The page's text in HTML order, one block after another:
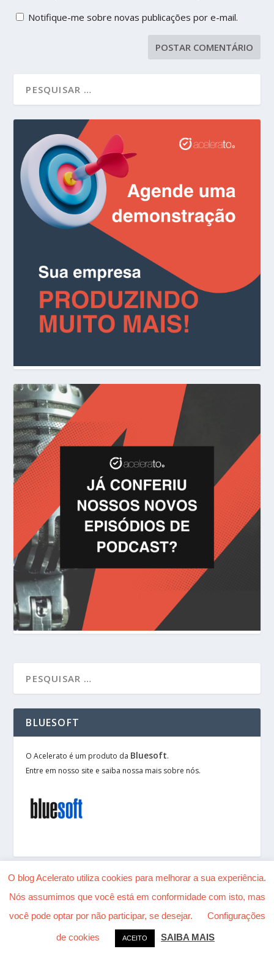
Notifique-me sobre novas publicações por e-mail.
BLUESOFT
O Acelerato é um produto da Bluesoft.
Entre em nosso site e saiba nossa mais sobre nós.
Desenhado porElegant Themes| Alimentado por
O blog Acelerato utiliza cookies para melhorar a sua experiência.
Nós assumimos que você está em conformidade com isto, mas
você pode optar por não participar, se desejar.
Configurações
de cookies ACEITO SAIBA MAIS